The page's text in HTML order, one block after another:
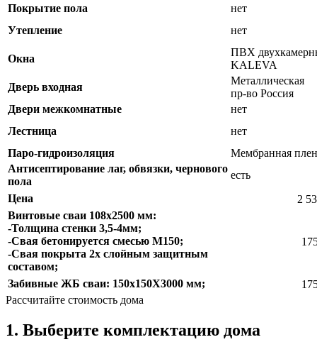
Покрытие пола
нет
Утепление
нет
Окна
ПВХ
KALEVA
Дверь входная
Металлическая
пр-во Россия
Двери межкомнатные
нет
Лестница
нет
Паро-гидроизоляция
Мембранная
Антисептирование лаг, обвязки, чернового
пола
есть
Цена
2
Винтовые сваи 108х2500 мм:
-Толщина стенки 3,5-4мм;
-Свая бетонируется смесью М150;
-Свая покрыта 2х слойным защитным
составом;
Забивные ЖБ сваи: 150х150Х3000 мм;
Рассчитайте стоимость дома
1. Выберите комплектацию дома